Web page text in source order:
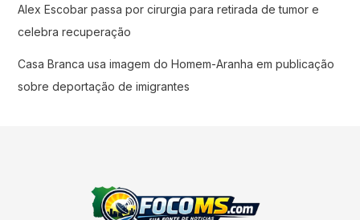
Alex Escobar passa por cirurgia para retirada de tumor e
celebra recuperação
Casa Branca usa imagem do Homem-Aranha em publicação
sobre deportação de imigrantes